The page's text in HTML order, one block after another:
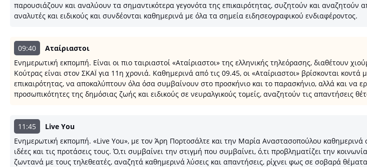
παρουσιάζουν και αναλύουν τα σημαντικότερα γεγονότα της επικαιρότητας, συζητούν και
αναλυτές και ειδικούς και συνδέονται καθημερινά με όλα τα σημεία ειδησεογραφικού ενδιαφέροντος.
09:40
Αταίριαστοι
Ενημερωτική εκπομπή. Είναι οι πιο ταιριαστοί «Αταίριαστοι» της ελληνικής τηλεόρασης, διαθέτουν
Κούτρας είναι στον ΣΚΑΪ για 11η χρονιά. Καθημερινά από τις 09.45, οι «Αταίριαστοι» βρίσκονται
επικαιρότητας, να αποκαλύπτουν όλα όσα συμβαίνουν στο προσκήνιο και το παρασκήνιο, αλλά και να
προσωπικότητες της δημόσιας ζωής και ειδικούς σε νευραλγικούς τομείς, αναζητούν τις απαντήσεις
11:45
Live You
Ενημερωτική εκπομπή. «Live You», με τον Άρη Πορτοσάλτε και την Μαρία Αναστασοπούλου καθημερινά
ιδέες και τις προτάσεις τους. Ό,τι συμβαίνει την στιγμή που συμβαίνει, ό,τι προβληματίζει την
ζωντανά με τους τηλεθεατές, αναζητά καθημερινά λύσεις και απαντήσεις, ρίχνει φως σε σοβαρά